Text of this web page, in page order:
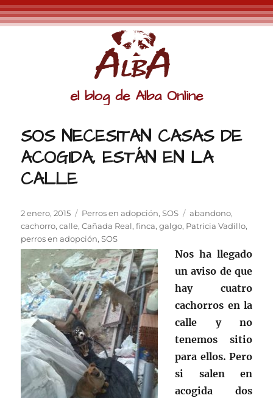
el blog de Alba Online
SOS NECESITAN CASAS DE
ACOGIDA, ESTÁN EN LA
CALLE
Publicado
el
2 enero, 2015 Categorías
Perros en adopción,SOS Etiquetas
abandono,
cachorro,calle,Cañada Real,finca,galgo, Patricia Vadillo,
perros en adopción,SOS
Nos ha llegado
un aviso de que
hay cuatro
cachorros en la
calle y no
tenemos sitio
para ellos. Pero
si salen en
acogida dos